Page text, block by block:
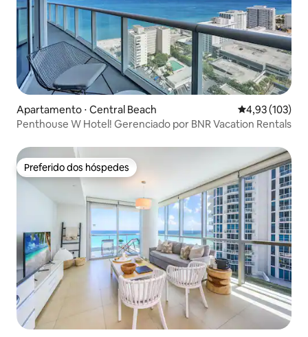
Apartamento ⋅ Central Beach 4,93 de uma
4,93 (103)
Penthouse W Hotel! Gerenciado por BNR Vacation Rentals
Preferido dos hóspedes
Preferido dos hóspedes